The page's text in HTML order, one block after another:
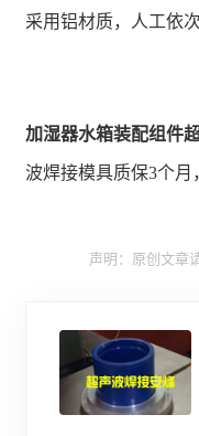
采用铝材质，人工依
加湿器水箱装配组件
波焊接模具质保3个月
声明：原创文章